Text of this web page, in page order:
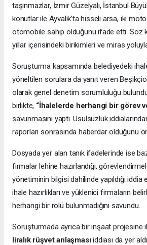
taşınmazlar, İzmir Güzelyalı, İstanbul
konutlar ile Ayvalık’ta hisseli arsa, iki
otomobile sahip olduğunu ifade etti. Söz
yıllar içerisindeki birikimleri ve miras
Soruşturma kapsamında belediyedeki
yöneltilen sorulara da yanıt veren
olarak genel denetim sorumluluğu
birlikte, “İhalelerde herhangi bir görev
savunmasını yaptı. Usulsüzlük
raporları sonrasında haberdar olduğunu
Dosyada yer alan tanık ifadelerinde ise
firmalar lehine hazırlandığı,
yönetiminin bilgisi dahilinde yapıldığı
ihale hazırlıkları ve yüklenici firmaların
herhangi bir rolü bulunmadığını savundu.
Soruşturmada ayrıca bir inşaat projesine
liralık rüşvet anlaşmasıiddiası da yer